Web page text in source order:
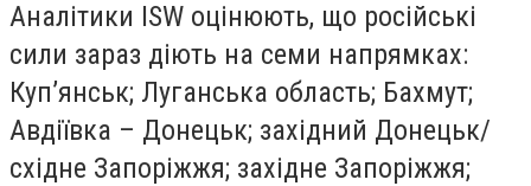
Аналітики ISW оцінюють, що російські
сили зараз діють на семи напрямках:
Куп’янськ; Луганська область; Бахмут;
Авдіївка – Донецьк; західний Донецьк/
східне Запоріжжя; західне Запоріжжя;